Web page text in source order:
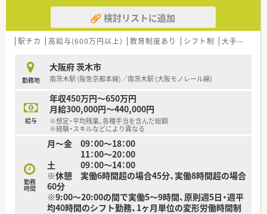
■大学病院から応需する高度で多種多様な処方箋に基づき、正確
な調剤業務やお薬の安全を担保する監査業務を担当します。
■来局された患者様に対して親身にお薬の説明を行う服薬指導
や、お薬の正しい飲み方に関する相談対応をお任せします。
が、こちらの店舗の在宅業務は配達のみとなっています。
【職場環境と雰囲気】
■店舗には常勤の薬剤師のほかに正社員の事務スタッフが5名在
籍しており、処方箋の受付や入力を強力にサポートします。
■男女比は3対7となっており、幅広い年齢層のスタッフがそれ
ぞれの強みを活かしながら笑顔で生き生きと活躍しています。
■社員は全員をお互いにさん付けで呼び合う文化が根づいてお
り、上下の隔たりがなく非常に風通しの良い雰囲気です。
検討リストに追加
駅チカ 高給与(600万円以上) 教育制度あり シフト制 大手チェーン以外
勤務地
大阪府 茨木市
南茨木駅 (阪急京都本線)／南茨木駅 (大阪モノレール線)
給与
年収450万円～650万円
月給300,000円～440,000円
※想定・平均残業、各種手当を含んだ総額
※経験・スキルなどにより異なる
勤務
時間
月～金 09：00～18：00
11：00～20：00
土 09：00～14：00
※休憩 実働6時間超の場合45分、実働8時間超の場合
60分
※9:00～20:00の間で実働5～9時間、原則週5日・週平
均40時間のシフト勤務、1ヶ月単位の変形労働時間制